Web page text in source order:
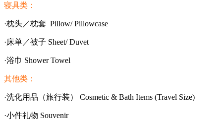
寝具类：
·枕头／枕套 Pillow/ Pillowcase
·床单／被子 Sheet/ Duvet
·浴巾 Shower Towel
其他类：
·洗化用品（旅行装） Cosmetic & Bath Items (Travel Size)
·小件礼物 Souvenir